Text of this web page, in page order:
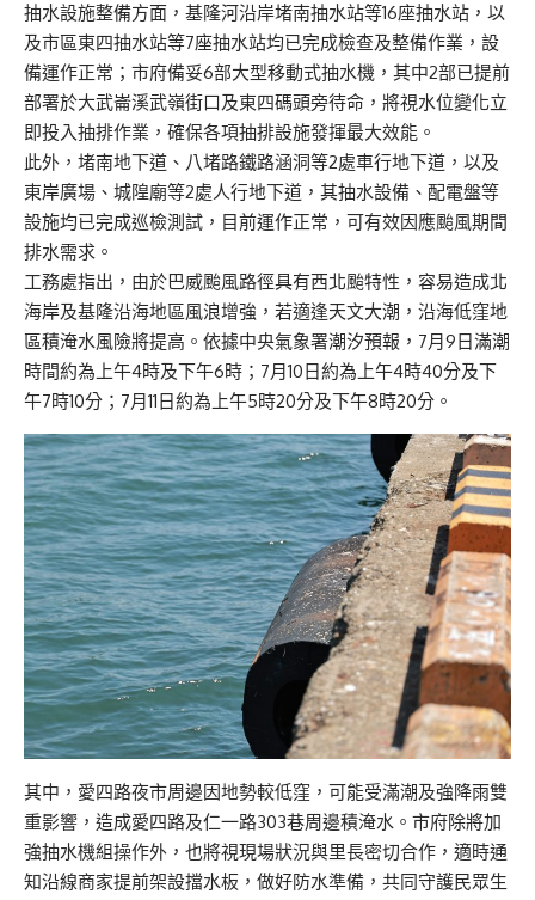
抽水設施整備方面，基隆河沿岸堵南抽水站等16座抽水站，以
及市區東四抽水站等7座抽水站均已完成檢查及整備作業，設
備運作正常；市府備妥6部大型移動式抽水機，其中2部已提前
部署於大武崙溪武嶺街口及東四碼頭旁待命，將視水位變化立
即投入抽排作業，確保各項抽排設施發揮最大效能。
此外，堵南地下道、八堵路鐵路涵洞等2處車行地下道，以及
東岸廣場、城隍廟等2處人行地下道，其抽水設備、配電盤等
設施均已完成巡檢測試，目前運作正常，可有效因應颱風期間
排水需求。
工務處指出，由於巴威颱風路徑具有西北颱特性，容易造成北
海岸及基隆沿海地區風浪增強，若適逢天文大潮，沿海低窪地
區積淹水風險將提高。依據中央氣象署潮汐預報，7月9日滿潮
時間約為上午4時及下午6時；7月10日約為上午4時40分及下
午7時10分；7月11日約為上午5時20分及下午8時20分。
其中，愛四路夜市周邊因地勢較低窪，可能受滿潮及強降雨雙
重影響，造成愛四路及仁一路303巷周邊積淹水。市府除將加
強抽水機組操作外，也將視現場狀況與里長密切合作，適時通
知沿線商家提前架設擋水板，做好防水準備，共同守護民眾生